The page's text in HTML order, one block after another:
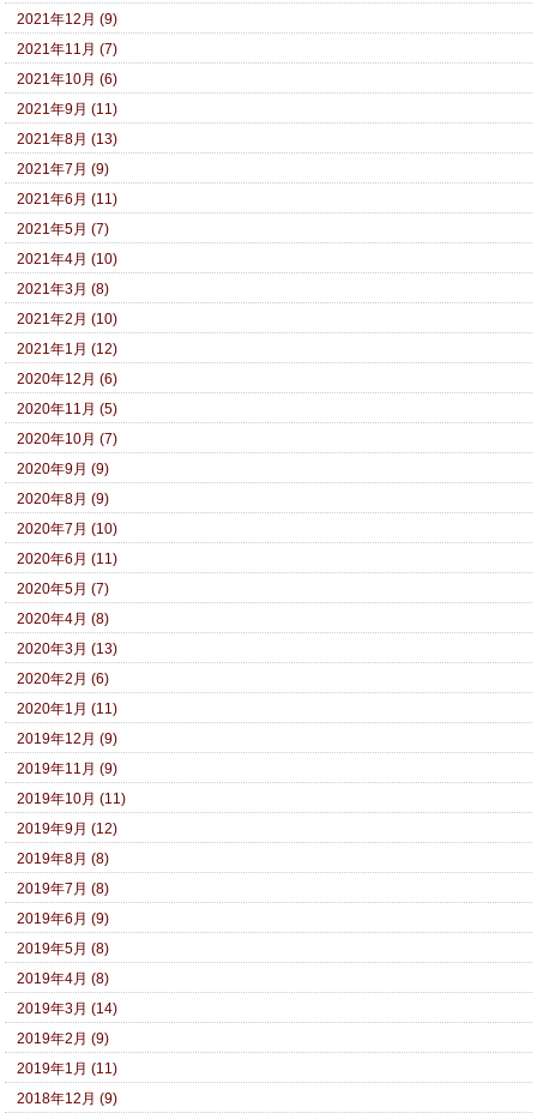
2021年12月 (9)
2021年11月 (7)
2021年10月 (6)
2021年9月 (11)
2021年8月 (13)
2021年7月 (9)
2021年6月 (11)
2021年5月 (7)
2021年4月 (10)
2021年3月 (8)
2021年2月 (10)
2021年1月 (12)
2020年12月 (6)
2020年11月 (5)
2020年10月 (7)
2020年9月 (9)
2020年8月 (9)
2020年7月 (10)
2020年6月 (11)
2020年5月 (7)
2020年4月 (8)
2020年3月 (13)
2020年2月 (6)
2020年1月 (11)
2019年12月 (9)
2019年11月 (9)
2019年10月 (11)
2019年9月 (12)
2019年8月 (8)
2019年7月 (8)
2019年6月 (9)
2019年5月 (8)
2019年4月 (8)
2019年3月 (14)
2019年2月 (9)
2019年1月 (11)
2018年12月 (9)